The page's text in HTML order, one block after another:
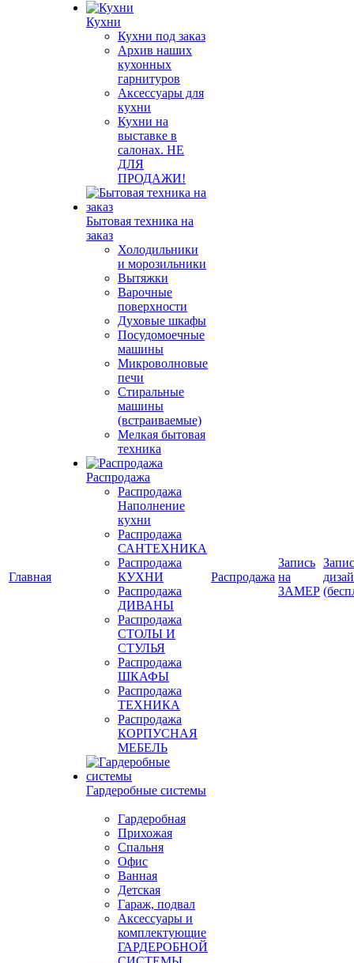
Главная
Кухни
Кухни под заказ
Архив наших
кухонных
гарнитуров
Аксессуары для
кухни
Кухни на
выставке в
салонах. НЕ
ДЛЯ
ПРОДАЖИ!
Бытовая техника на
заказ
Холодильники
и морозильники
Вытяжки
Варочные
поверхности
Духовые шкафы
Посудомоечные
машины
Микроволновые
печи
Стиральные
машины
(встраиваемые)
Мелкая бытовая
техника
Распродажа
Распродажа
Наполнение
кухни
Распродажа
САНТЕХНИКА
Распродажа
КУХНИ
Распродажа
ДИВАНЫ
Распродажа
СТОЛЫ И
СТУЛЬЯ
Распродажа
ШКАФЫ
Распродажа
ТЕХНИКА
Распродажа
КОРПУСНАЯ
МЕБЕЛЬ
Гардеробные системы
Гардеробная
Прихожая
Спальня
Офис
Ванная
Детская
Гараж, подвал
Аксессуары и
комплектующие
ГАРДЕРОБНОЙ
Распродажа
Запись
на
ЗАМЕР